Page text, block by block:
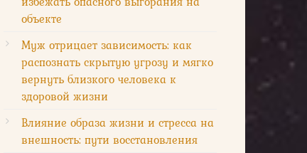
объекте
Муж отрицает зависимость: как
распознать скрытую угрозу и мягко
вернуть близкого человека к
здоровой жизни
Влияние образа жизни и стресса на
внешность: пути восстановления